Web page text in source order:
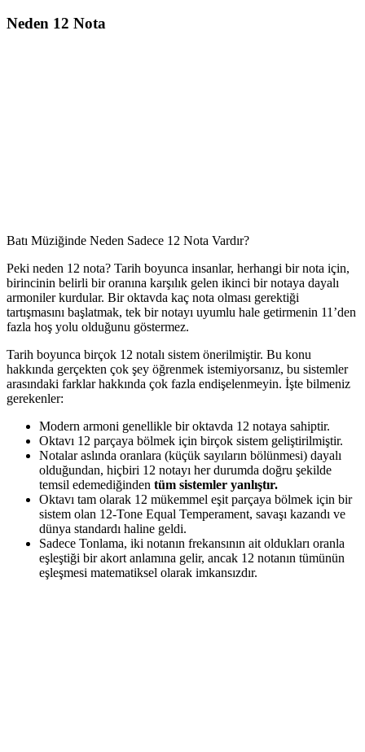
Neden 12 Nota
Batı Müziğinde Neden Sadece 12 Nota Vardır?
Peki neden 12 nota? Tarih boyunca insanlar, herhangi bir nota için,
birincinin belirli bir oranına karşılık gelen ikinci bir notaya dayalı
armoniler kurdular. Bir oktavda kaç nota olması gerektiği
tartışmasını başlatmak, tek bir notayı uyumlu hale getirmenin 11’den
fazla hoş yolu olduğunu göstermez.
Tarih boyunca birçok 12 notalı sistem önerilmiştir. Bu konu
hakkında gerçekten çok şey öğrenmek istemiyorsanız, bu sistemler
arasındaki farklar hakkında çok fazla endişelenmeyin. İşte bilmeniz
gerekenler:
Modern armoni genellikle bir oktavda 12 notaya sahiptir.
Oktavı 12 parçaya bölmek için birçok sistem geliştirilmiştir.
Notalar aslında oranlara (küçük sayıların bölünmesi) dayalı
olduğundan, hiçbiri 12 notayı her durumda doğru şekilde
temsil edemediğinden tüm sistemler yanlıştır.
Oktavı tam olarak 12 mükemmel eşit parçaya bölmek için bir
sistem olan 12-Tone Equal Temperament, savaşı kazandı ve
dünya standardı haline geldi.
Sadece Tonlama, iki notanın frekansının ait oldukları oranla
eşleştiği bir akort anlamına gelir, ancak 12 notanın tümünün
eşleşmesi matematiksel olarak imkansızdır.